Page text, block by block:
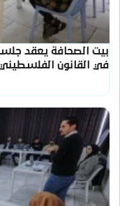
بيت الصحافة يعقد
في القانون